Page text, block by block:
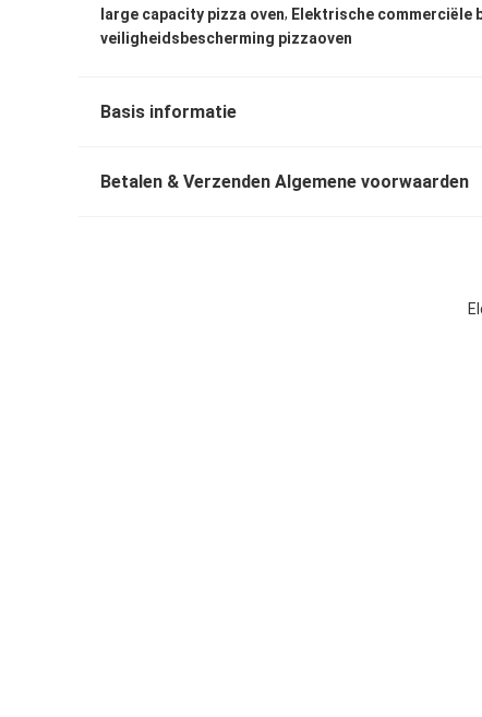
large capacity pizza oven, Elektrische commerciële
veiligheidsbescherming pizzaoven
Basis informatie
Betalen & Verzenden Algemene voorwaarden